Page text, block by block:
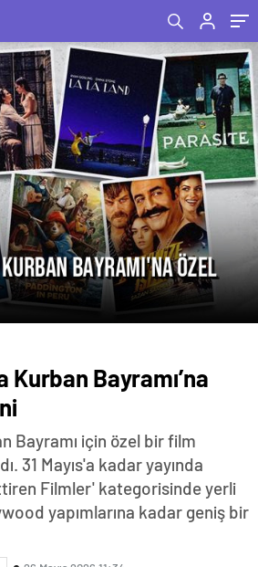
Kurban Bayramı’na
Bayramı için özel bir film
31 Mayıs'a kadar yayında
Filmler' kategorisinde yerli
yapımlarına kadar geniş bir